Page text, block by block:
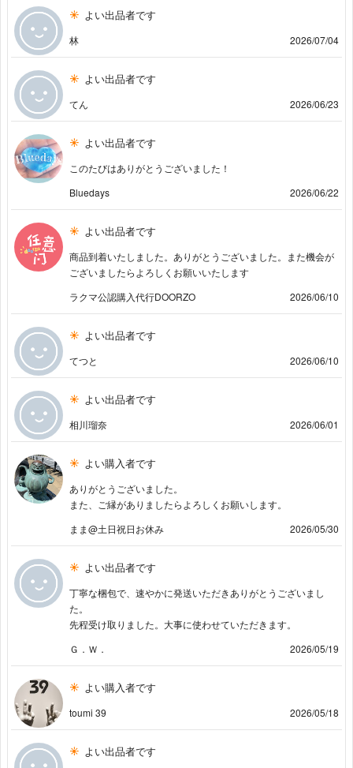
よい出品者です
林 2026/07/04
よい出品者です
てん 2026/06/23
よい出品者です
このたびはありがとうございました！
Bluedays
2026/06/22
よい出品者です
商品到着いたしました。ありがとうございました。また機会が
ございましたらよろしくお願いいたします
ラクマ公認購入代行DOORZO
2026/06/10
よい出品者です
てつと 2026/06/10
よい出品者です
相川瑠奈 2026/06/01
よい購入者です
ありがとうございました。
また、ご縁がありましたらよろしくお願いします。
まま@土日祝日お休み
2026/05/30
よい出品者です
丁寧な梱包で、速やかに発送いただきありがとうございまし
た。
先程受け取りました。大事に使わせていただきます。
Ｇ．Ｗ．
2026/05/19
よい購入者です
toumi 39 2026/05/18
よい出品者です